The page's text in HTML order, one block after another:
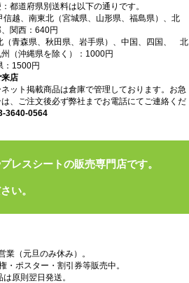
都道府県別送料は以下の通りです。
信越、南東北（宮城県、山形県、福島県）、北
関西：640円
（青森県、秋田県、岩手県）、中国、四国、 北
（沖縄県を除く）：1000円
：1500円
店
ット掲載商品は倉庫で管理しております。お急
、ご注文後必ず弊社までお電話にてご連絡くだ
3640-0564
レスシートの販売専門店です。
い。
（元旦のみ休み）。
ポスター・割引券等販売中。
原則翌日発送。